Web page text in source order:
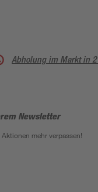
Abholung im Markt in
Newsletter
mehr verpassen!